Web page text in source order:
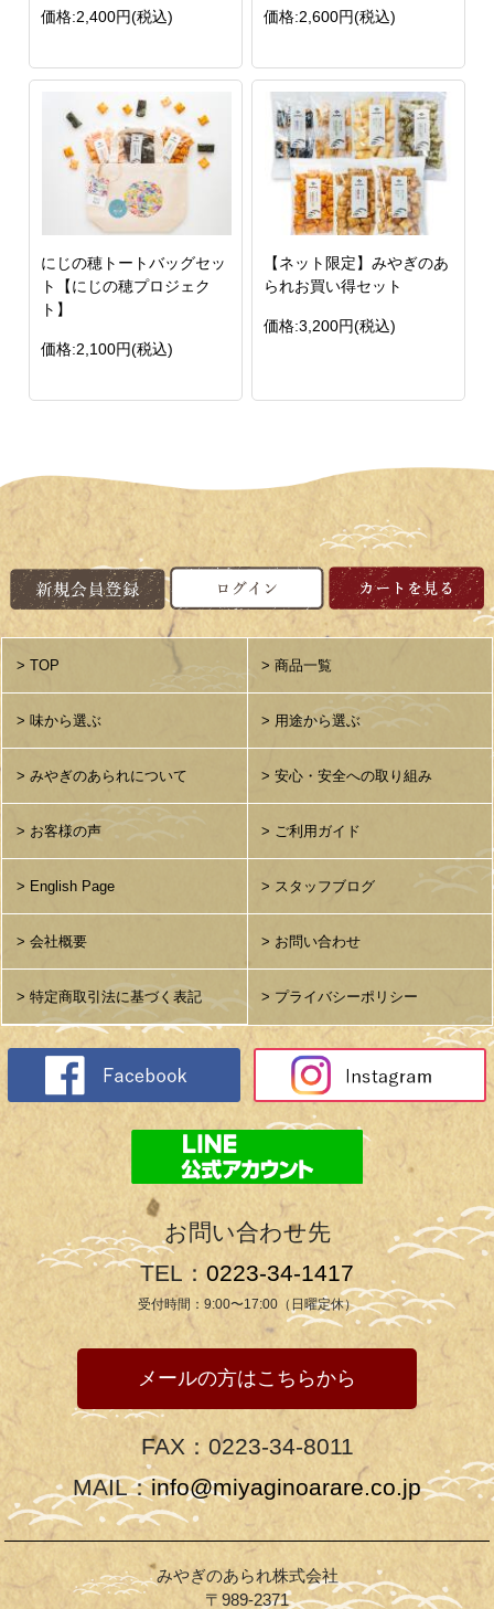
価格:2,400円(税込) 価格:2,600円(税込)
にじの穂トートバッグセッ
ト【にじの穂プロジェク
ト】
価格:2,100円(税込)
【ネット限定】みやぎのあ
られお買い得セット
価格:3,200円(税込)
> TOP > 商品一覧
> 味から選ぶ > 用途から選ぶ
> みやぎのあられについて > 安心・安全への取り組み
> お客様の声 > ご利用ガイド
> English Page > スタッフブログ
> 会社概要 > お問い合わせ
> 特定商取引法に基づく表記 > プライバシーポリシー
お問い合わせ先
TEL： 0223-34-1417
受付時間：9:00〜17:00（日曜定休）
メールの方はこちらから
FAX：0223-34-8011
MAIL：info@miyaginoarare.co.jp
みやぎのあられ株式会社
〒989-2371